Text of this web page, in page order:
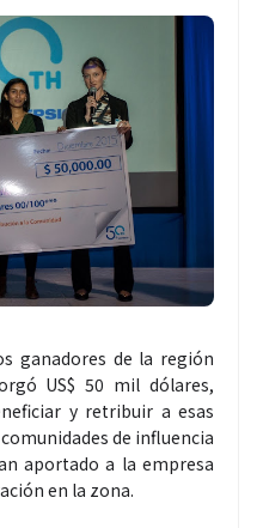
ganadores de la región
US$ 50 mil dólares,
y retribuir a esas
de influencia
aportado a la empresa
en la zona.